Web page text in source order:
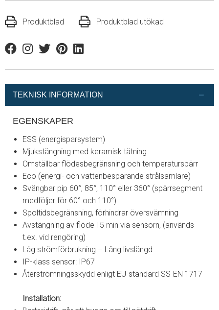
Produktblad Produktblad utökad
FacebookInstagram
TwitterPinterestLinkedin
TEKNISK INFORMATION
EGENSKAPER
ESS (energisparsystem)
Mjukstängning med keramisk tätning
Omställbar flödesbegränsning och temperaturspärr
Eco (energi- och vattenbesparande strålsamlare)
Svängbar pip 60°, 85°, 110° eller 360° (spärrsegment
medföljer för 60° och 110°)
Spoltidsbegränsning, förhindrar översvämning
Avstängning av flöde i 5 min via sensorn, (används
t.ex. vid rengöring)
Låg strömförbrukning – Lång livslängd
IP-klass sensor: IP67
Återströmningsskydd enligt EU-standard SS-EN 1717
Installation: